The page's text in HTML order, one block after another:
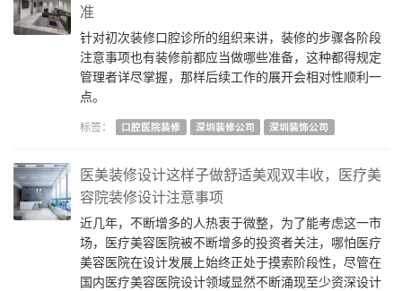
准
针对初次装修口腔诊所的组织来讲，装修的步骤各阶段
注意事项也有装修前都应当做哪些准备，这种都得规定
管理者详尽掌握，那样后续工作的展开会相对性顺利一
点。
标签： 口腔医院装修 深圳装修公司 深圳装饰公司
医美装修设计这样子做舒适美观双丰收，医疗美
容院装修设计注意事项
近几年，不断增多的人热衷于微整，为了能考虑这一市
场，医疗美容医院被不断增多的投资者关注，哪怕医疗
美容医院在设计发展上始终正处于摸索阶段性，尽管在
国内医疗美容医院设计领域显然不断涌现至少资深设计